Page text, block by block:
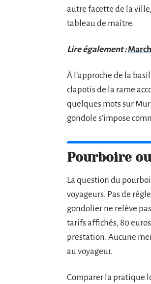
autre facette de la
tableau de maître.
Lire également :
À l’approche de la
clapotis de la rame
quelques mots sur
gondole s’impose
Pourboire
La question du
voyageurs. Pas de
gondolier ne relève
tarifs affichés, 80
prestation. Aucune
au voyageur.
Comparer la pratique